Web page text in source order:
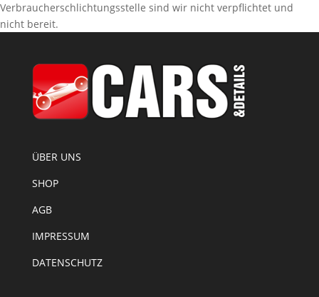
Verbraucherschlichtungsstelle sind wir nicht verpflichtet und
nicht bereit.
ÜBER UNS
SHOP
AGB
IMPRESSUM
DATENSCHUTZ